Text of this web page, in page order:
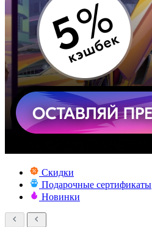
Скидки
Подарочные сертификаты
Новинки